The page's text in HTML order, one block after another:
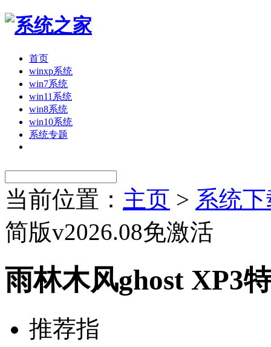
首页
winxp系统
win7系统
win11系统
win8系统
win10系统
系统专题
当前位置： 主页 > 系统
简版v2026.08免激活
雨林木风ghost XP3
推荐指